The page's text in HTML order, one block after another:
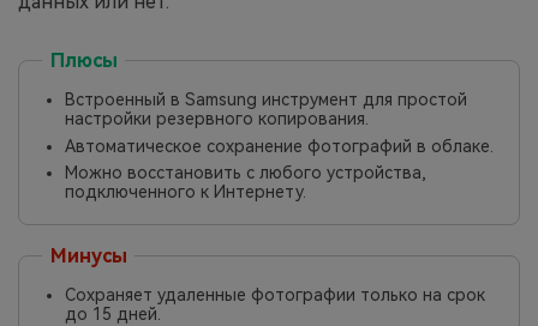
Плюсы
Встроенный в Samsung инструмент для простой
настройки резервного копирования.
Автоматическое сохранение фотографий в облаке.
Можно восстановить с любого устройства,
подключенного к Интернету.
Минусы
Сохраняет удаленные фотографии только на срок
до 15 дней.